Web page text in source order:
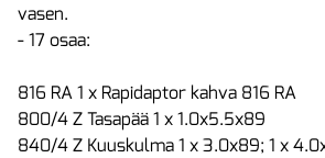
vasen.
- 17 osaa:
816 RA 1 x Rapidaptor kahva 816 RA
800/4 Z Tasapää 1 x 1.0x5.5x89
840/4 Z Kuuskulma 1 x 3.0x89; 1 x